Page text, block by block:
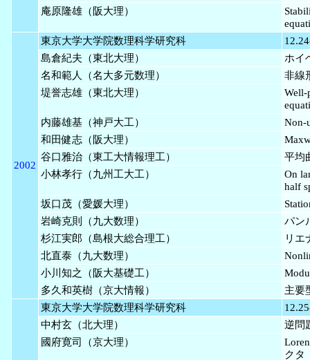
庵原隆雄（阪大理）
2002
東京大学大学院数理科学研究科
島倉紀夫（東北大理）
ホイ
名和範人（名大多元数理）
非線
堤誉志雄（東北大理）
Well-
内藤雄基（神戸大工）
Non-
和田健志（阪大理）
谷口雅治（東工大情報理工）
平均
小林孝行（九州工大工）
On
half
坂口茂（愛媛大理）
岩崎克則（九大数理）
パン
杉江実郎（島根大総合理工）
リエ
北直泰（九大数理）
小川知之（阪大基礎工）
多久和英樹（京大情報）
主要
東京大学大学院数理科学研究科
中村玄（北大理）
逆問
國府寛司（京大理）
クタ